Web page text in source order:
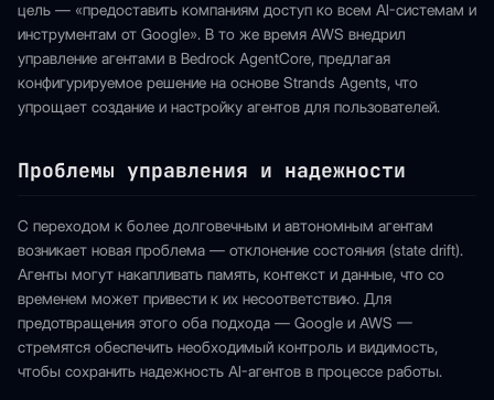
цель — «предоставить компаниям доступ ко всем AI-системам и
инструментам от Google». В то же время AWS внедрил
управление агентами в Bedrock AgentCore, предлагая
конфигурируемое решение на основе Strands Agents, что
упрощает создание и настройку агентов для пользователей.
Проблемы управления и надежности
С переходом к более долговечным и автономным агентам
возникает новая проблема — отклонение состояния (state drift).
Агенты могут накапливать память, контекст и данные, что со
временем может привести к их несоответствию. Для
предотвращения этого оба подхода — Google и AWS —
стремятся обеспечить необходимый контроль и видимость,
чтобы сохранить надежность AI-агентов в процессе работы.